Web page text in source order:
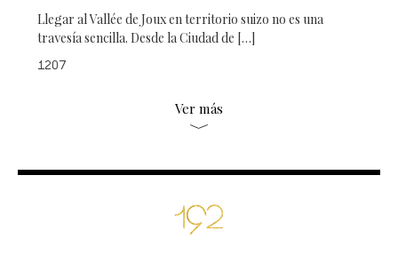
Llegar al Vallée de Joux en territorio suizo no es una
travesía sencilla. Desde la Ciudad de […]
1207
Ver más